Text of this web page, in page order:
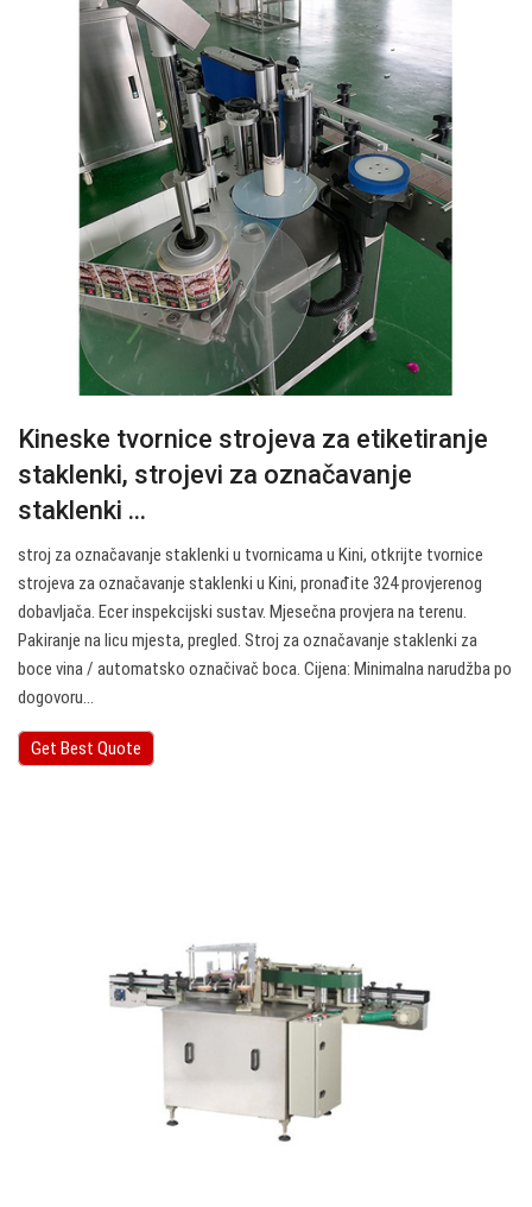
Kineske tvornice strojeva za etiketiranje
staklenki, strojevi za označavanje
staklenki ...
stroj za označavanje staklenki u tvornicama u Kini, otkrijte tvornice
strojeva za označavanje staklenki u Kini, pronađite 324 provjerenog
dobavljača. Ecer inspekcijski sustav. Mjesečna provjera na terenu.
Pakiranje na licu mjesta, pregled. Stroj za označavanje staklenki za
boce vina / automatsko označivač boca. Cijena: Minimalna narudžba po
dogovoru…
Get Best Quote